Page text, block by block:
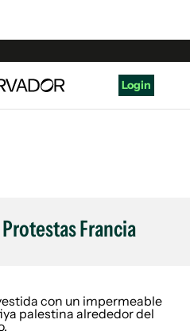
Login
Protestas Francia